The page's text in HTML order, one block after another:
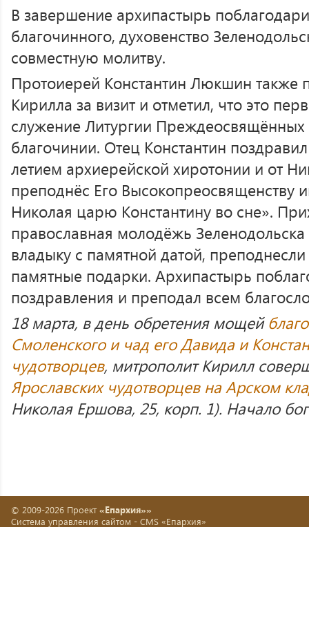
В завершение архипастырь
благочинного, духовенство
совместную молитву.
Протоиерей Константин Люкшин также
Кирилла за визит и отметил, что это
служение Литургии
благочинии. Отец Константин
летием архиерейской хиротонии и от
преподнёс Его Высокопреосвященству
Николая царю Константину во сне».
православная молодёжь
владыку с памятной датой,
памятные подарки. Архипастырь
поздравления и преподал всем
18 марта, в день обретения мощей
Смоленского и чад его Давида и
чудотворцев, митрополит Кирилл
Ярославских чудотворцев на Арском
Николая Ершова, 25, корп. 1). Начало
© 2009-2026 Проект «Епархия»»
Система управления сайтом - CMS «Епархия»